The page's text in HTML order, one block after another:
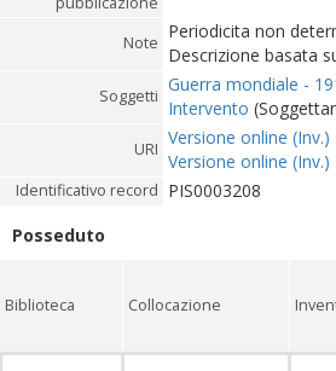
Note
Periodicita non
Descrizione basata
Soggetti
Guerra mondiale -
Intervento
URI
Versione online (Inv.)
Versione online (Inv.)
Identificativo record PIS0003208
Posseduto
Biblioteca Collocazione